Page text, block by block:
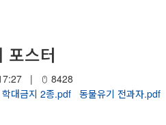
포스터
|
8428
대금지 2종.pdf
동물유기 전과자.pdf